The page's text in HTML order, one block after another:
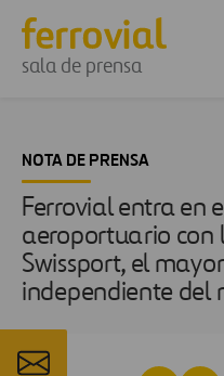
sala de prensa
NOTA DE PRENSA
Ferrovial entra en
aeroportuario con
Swissport, el
independiente del